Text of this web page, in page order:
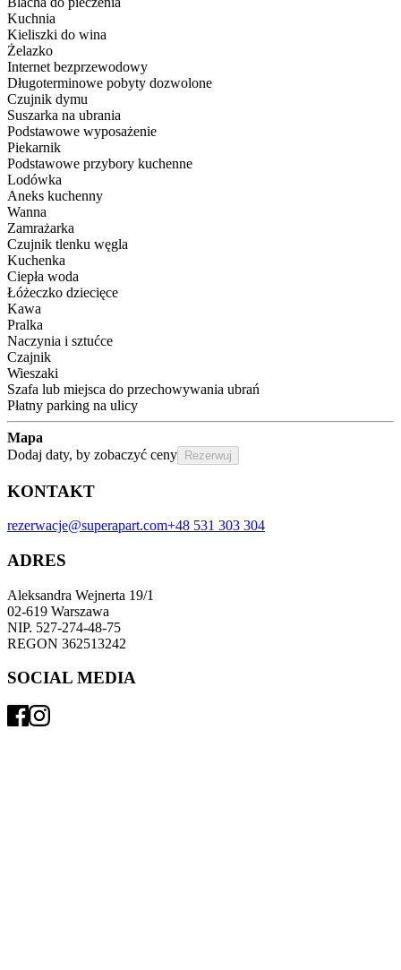
Kuchnia
Kieliszki do wina
Żelazko
Internet bezprzewodowy
Długoterminowe pobyty dozwolone
Czujnik dymu
Suszarka na ubrania
Podstawowe wyposażenie
Piekarnik
Podstawowe przybory kuchenne
Lodówka
Aneks kuchenny
Wanna
Zamrażarka
Czujnik tlenku węgla
Kuchenka
Ciepła woda
Łóżeczko dziecięce
Kawa
Pralka
Naczynia i sztućce
Czajnik
Wieszaki
Szafa lub miejsca do przechowywania ubrań
Płatny parking na ulicy
Mapa
Dodaj daty, by zobaczyć ceny
Rezerwuj
KONTAKT
rezerwacje@superapart.com+48 531 303 304
ADRES
Aleksandra Wejnerta 19/1
02-619 Warszawa
NIP. 527-274-48-75
REGON 362513242
SOCIAL MEDIA